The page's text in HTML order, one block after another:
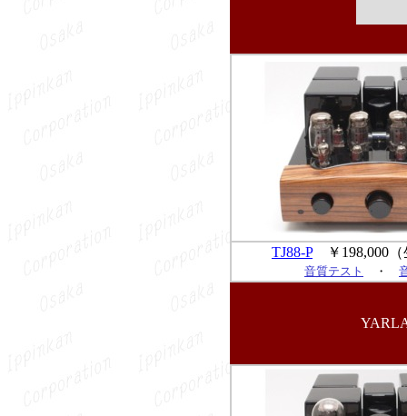
TJ88-P ￥198,000
音質テスト ・